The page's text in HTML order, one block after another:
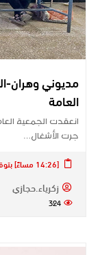
مديوني وهران-
العامة
انعقدت الجمعية
جرت الأشغال…
[14:26 مساءً] بتوقيت الجزائر - الثلاثاء 31 مايو 2022
زكرياء.حجازي
324